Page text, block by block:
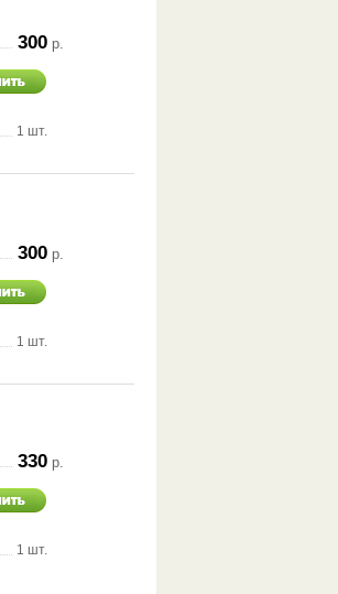
300 р.
1 шт.
300 р.
1 шт.
330 р.
1 шт.